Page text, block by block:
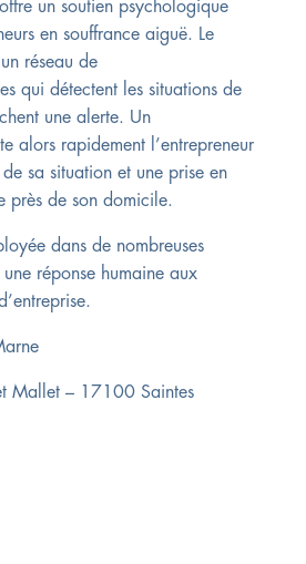
un soutien psychologique
en souffrance aiguë. Le
réseau de
qui détectent les situations de
une alerte. Un
alors rapidement l’entrepreneur
sa situation et une prise en
près de son domicile.
dans de nombreuses
réponse humaine aux
Mallet – 17100 Saintes